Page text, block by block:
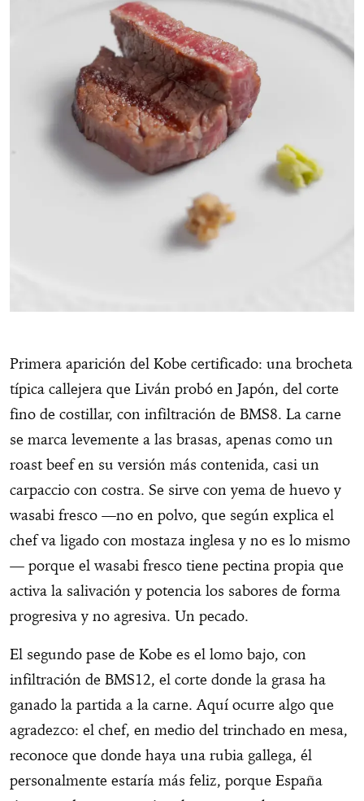
Primera aparición del Kobe certificado: una brocheta
típica callejera que Liván probó en Japón, del corte
fino de costillar, con infiltración de BMS8. La carne
se marca levemente a las brasas, apenas como un
roast beef en su versión más contenida, casi un
carpaccio con costra. Se sirve con yema de huevo y
wasabi fresco —no en polvo, que según explica el
chef va ligado con mostaza inglesa y no es lo mismo
— porque el wasabi fresco tiene pectina propia que
activa la salivación y potencia los sabores de forma
progresiva y no agresiva. Un pecado.
El segundo pase de Kobe es el lomo bajo, con
infiltración de BMS12, el corte donde la grasa ha
ganado la partida a la carne. Aquí ocurre algo que
agradezco: el chef, en medio del trinchado en mesa,
reconoce que donde haya una rubia gallega, él
personalmente estaría más feliz, porque España